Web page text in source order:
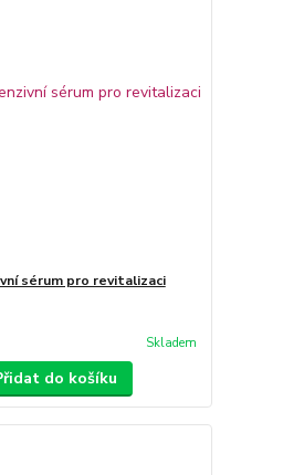
sérum pro revitalizaci
Skladem
do košíku